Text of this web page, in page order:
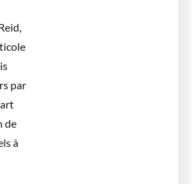
Reid,
par
art
de
à